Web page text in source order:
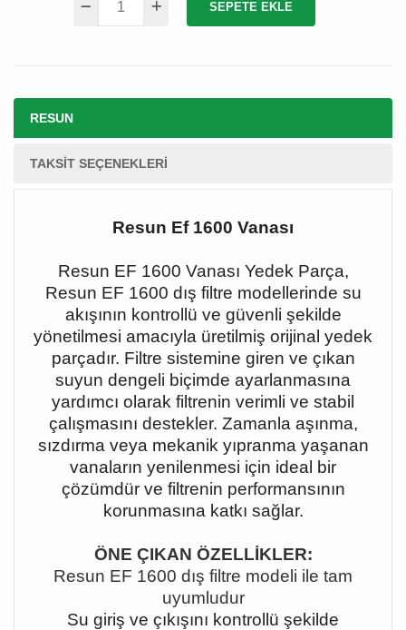
SEPETE EKLE
RESUN
TAKSIT SEÇENEKLERI
Resun Ef 1600 Vanası
Resun EF 1600 Vanası Yedek Parça,
Resun EF 1600 dış filtre modellerinde su
akışının kontrollü ve güvenli şekilde
yönetilmesi amacıyla üretilmiş orijinal yedek
parçadır. Filtre sistemine giren ve çıkan
suyun dengeli biçimde ayarlanmasına
yardımcı olarak filtrenin verimli ve stabil
çalışmasını destekler. Zamanla aşınma,
sızdırma veya mekanik yıpranma yaşanan
vanaların yenilenmesi için ideal bir
çözümdür ve filtrenin performansının
korunmasına katkı sağlar.
ÖNE ÇIKAN ÖZELLİKLER:
Resun EF 1600 dış filtre modeli ile tam
uyumludur
Su giriş ve çıkışını kontrollü şekilde